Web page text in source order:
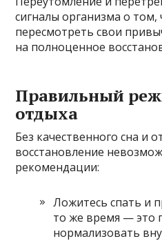
сигналы организма о том,
пересмотреть свои
на полноценное
Правильный
отдыха
Без качественного сна и
восстановление
рекомендации:
Ложитесь спать и
то же время — это
нормализовать